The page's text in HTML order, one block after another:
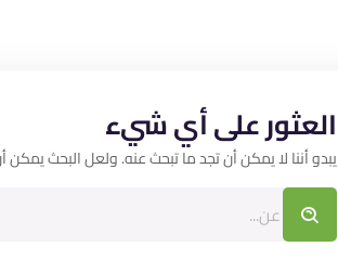
العثور على أي شيء
يبدو أننا لا يمكن أن تجد ما تبحث عنه. ولعل البحث يمكن